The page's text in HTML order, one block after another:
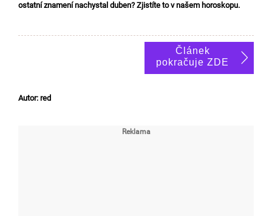
ostatní znamení nachystal duben? Zjistíte to v našem horoskopu.
Článek
pokračuje ZDE
Autor: red